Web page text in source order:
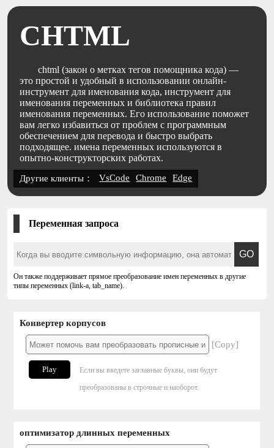
CHTML
chtml (закон о метках тегов помощника кода) —
это простой и удобный в использовании онлайн-
инструмент для именования кода, инструмент для
именования переменных и библиотека правил
именования переменных. Его использование поможет
вам легко избавиться от проблем с программным
обеспечением для перевода и быстро выбрать
подходящее. имена переменных используются в
опытно-конструкторских работах.
Другие клиенты： VsCode Chrome Edge
Переменная запроса
Он также поддерживает прямое преобразование имен переменных в другие
типы переменных (link-a, tab_name).
Конвертер корпусов
[Copy]
Play
Если вы введете заглавные буквы, они будут
преобразованы в строчные и наоборот.
оптимизатор длинных переменных